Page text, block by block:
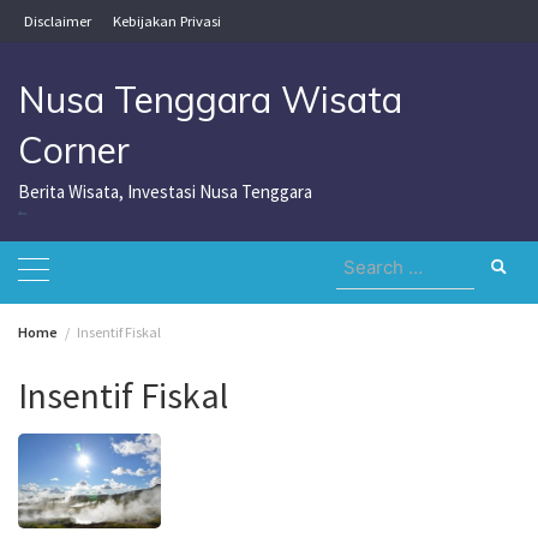
Skip
to
Disclaimer Kebijakan Privasi
Nusa Tenggara Wisata
Corner
Berita Wisata, Investasi Nusa Tenggara
Search
for:
Home Insentif Fiskal
Insentif Fiskal